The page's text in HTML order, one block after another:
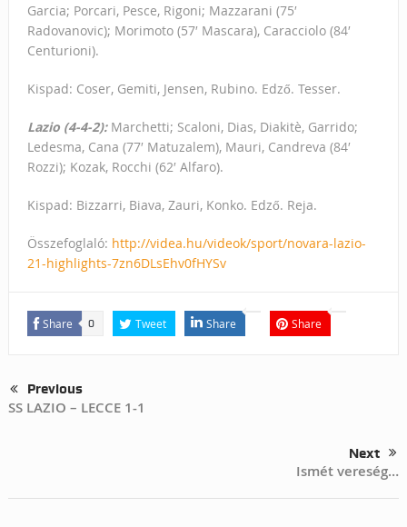
Garcia; Porcari, Pesce, Rigoni; Mazzarani (75′
Radovanovic); Morimoto (57′ Mascara), Caracciolo (84′
Centurioni).
Kispad: Coser, Gemiti, Jensen, Rubino. Edző. Tesser.
Lazio (4-4-2):Marchetti; Scaloni, Dias, Diakitè, Garrido;
Ledesma, Cana (77′ Matuzalem), Mauri, Candreva (84′
Rozzi); Kozak, Rocchi (62′ Alfaro).
Kispad: Bizzarri, Biava, Zauri, Konko. Edző. Reja.
Összefoglaló: http://videa.hu/videok/sport/novara-lazio-
21-highlights-7zn6DLsEhv0fHYSv
Share 0 Tweet Share Share
Previous
SS LAZIO – LECCE 1-1
Next
Ismét vereség…